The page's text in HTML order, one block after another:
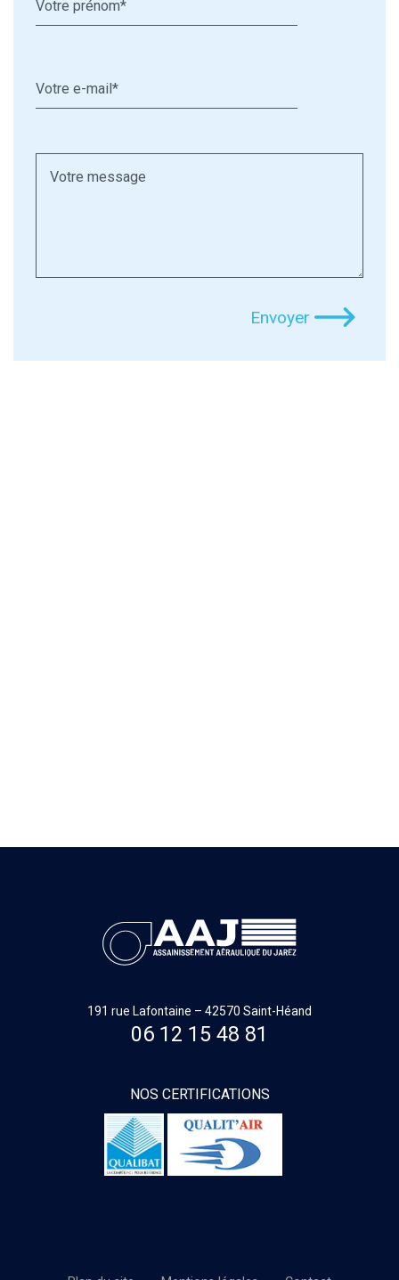
191 rue Lafontaine – 42570 Saint-Héand
06 12 15 48 81
NOS CERTIFICATIONS